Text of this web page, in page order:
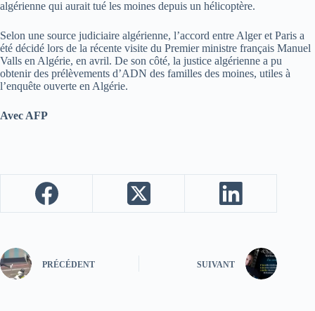
algérienne qui aurait tué les moines depuis un hélicoptère.
Selon une source judiciaire algérienne, l’accord entre Alger et Paris a
été décidé lors de la récente visite du Premier ministre français Manuel
Valls en Algérie, en avril. De son côté, la justice algérienne a pu
obtenir des prélèvements d’ADN des familles des moines, utiles à
l’enquête ouverte en Algérie.
Avec AFP
PRÉCÉDENT SUIVANT